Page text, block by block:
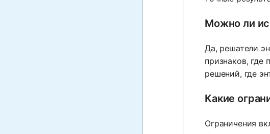
Можно ли
Да, решатели
признаков, где
решений, где
Какие
Ограничения